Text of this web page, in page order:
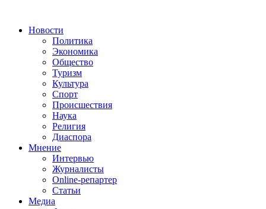
Новости
Политика
Экономика
Общество
Туризм
Культура
Спорт
Происшествия
Наука
Религия
Диаспора
Мнение
Интервью
Журналисты
Online-репартер
Статьи
Медиа